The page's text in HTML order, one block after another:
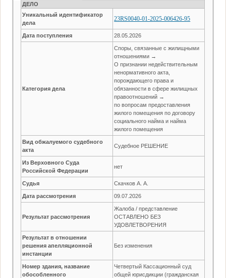
ДЕЛО
Уникальный идентификатор
дела
23RS0040-01-2025-006426-95
Дата поступления 28.05.2026
Категория дела
Споры, связанные с жилищными
отношениями →
О признании недействительным
ненормативного акта,
порождающего права и
обязанности в сфере жилищных
правоотношений →
по вопросам предоставления
жилого помещения по договору
социального найма и найма
жилого помещения
Вид обжалуемого судебного
акта
Судебное РЕШЕНИЕ
Из Верховного Суда
Российской Федерации
нет
Судья Скачков А. А.
Дата рассмотрения 09.07.2026
Результат рассмотрения
Жалоба / представление
ОСТАВЛЕНО БЕЗ
УДОВЛЕТВОРЕНИЯ
Результат в отношении
решения апелляционной
инстанции
Без изменения
Номер здания, название
обособленного
Четвертый Кассационный суд
общей юрисдикции (гражданская